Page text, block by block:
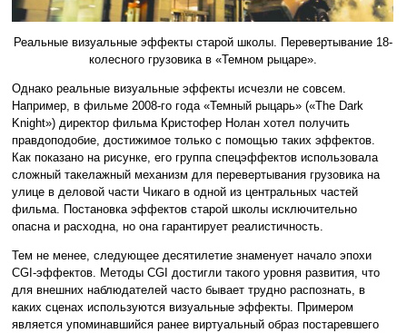
Реальные визуальные эффекты старой школы. Перевертывание 18-
колесного грузовика в «Темном рыцаре».
Однако реальные визуальные эффекты исчезли не совсем.
Например, в фильме 2008-го года «Темный рыцарь» («The Dark
Knight») директор фильма Кристофер Нолан хотел получить
правдоподобие, достижимое только с помощью таких эффектов.
Как показано на рисунке, его группа спецэффектов использовала
сложный такелажный механизм для перевертывания грузовика на
улице в деловой части Чикаго в одной из центральных частей
фильма. Постановка эффектов старой школы исключительно
опасна и расходна, но она гарантирует реалистичность.
Тем не менее, следующее десятилетие знаменует начало эпохи
CGI-эффектов. Методы CGI достигли такого уровня развития, что
для внешних наблюдателей часто бывает трудно распознать, в
каких сценах используются визуальные эффекты. Примером
является упоминавшийся ранее виртуальный образ постаревшего